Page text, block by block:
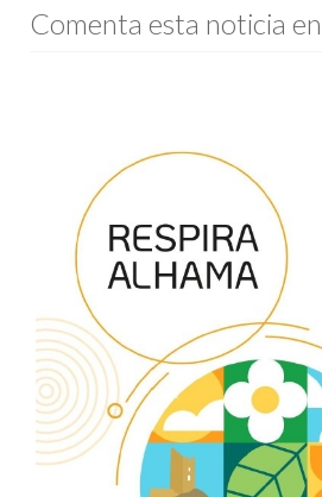
Comenta esta noticia